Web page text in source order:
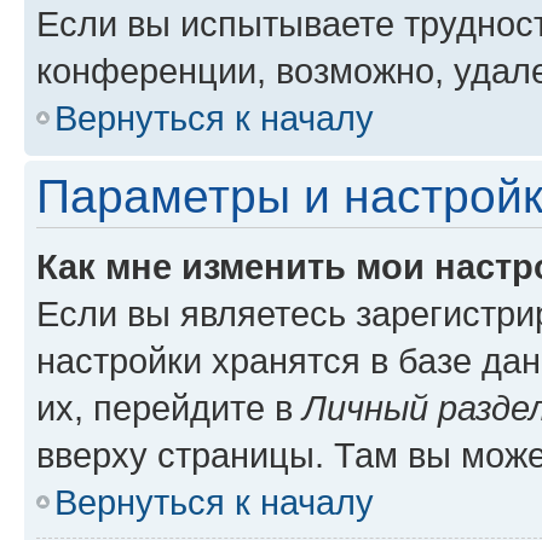
Если вы испытываете
конференции, возможно,
Вернуться к началу
Параметры и
Как мне изменить мои
Если вы являетесь
настройки хранятся в базе
их, перейдите вЛичный
вверху страницы. Там вы
Вернуться к началу